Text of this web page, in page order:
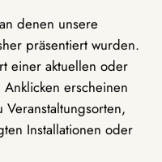
denen unsere
präsentiert wurden.
einer aktuellen oder
erscheinen
Installationen oder